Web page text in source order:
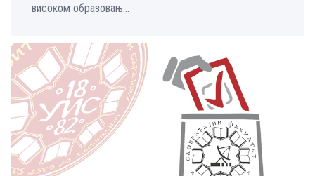
високом образовањ...